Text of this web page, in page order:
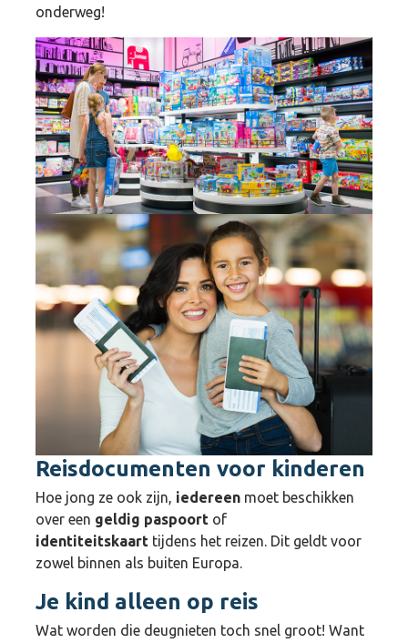
onderweg!
Reisdocumenten voor kinderen
Hoe jong ze ook zijn, iedereen moet beschikken
over een geldig paspoort of
identiteitskaart tijdens het reizen. Dit geldt voor
zowel binnen als buiten Europa.
Je kind alleen op reis
Wat worden die deugnieten toch snel groot! Want